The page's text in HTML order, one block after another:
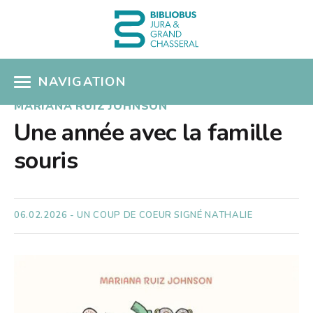
NAVIGATION
ACCÈS CATALOGUE
MON COMPTE
COLLECTIONS
MARIANA RUIZ JOHNSON
Une année avec la famille
souris
06.02.2026 - UN COUP DE COEUR SIGNÉ NATHALIE